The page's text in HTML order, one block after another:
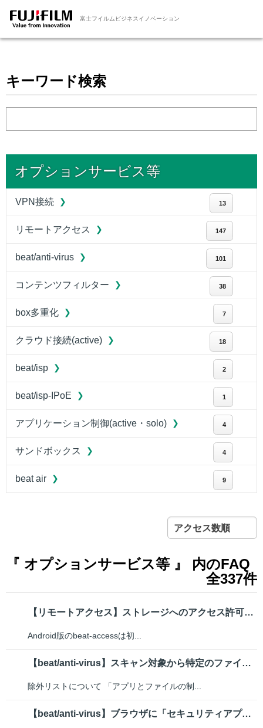
富士フイルムビジネスイノベーション
キーワード検索
オプションサービス等
VPN接続 13
リモートアクセス 147
beat/anti-virus 101
コンテンツフィルター 38
box多重化 7
クラウド接続(active) 18
beat/isp 2
beat/isp-IPoE 1
アプリケーション制御(active・solo) 4
サンドボックス 4
beat air 9
アクセス数順
『 オプションサービス等 』 内のFAQ
全337件
【リモートアクセス】ストレージへのアクセス許可設定をおこなうには(Andr...
Android版のbeat-accessは初...
【beat/anti-virus】スキャン対象から特定のファイルやアプリケ...
除外リストについて 「アプリとファイルの制...
【beat/anti-virus】ブラウザに「セキュリティアプリケーション...